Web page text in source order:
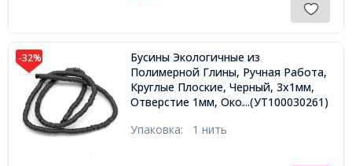
-32%
Бусины Экологичные из
Полимерной Глины, Ручная Работа,
Круглые Плоские, Черный, 3х1мм,
Отверстие 1мм, Около 375шт/40см/
...(УТ100030261)
Упаковка: 1 нить